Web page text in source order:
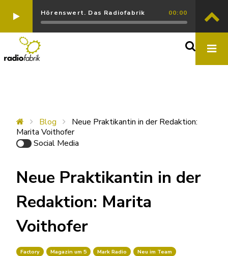
Hörenswert. Das Radiofabrik 00:00
Blog
Neue Praktikantin in der Redaktion:
Marita Voithofer
Social Media
Neue Praktikantin in der
Redaktion: Marita
Voithofer
Factory Magazin um 5 Mark Radio
Neu im Team